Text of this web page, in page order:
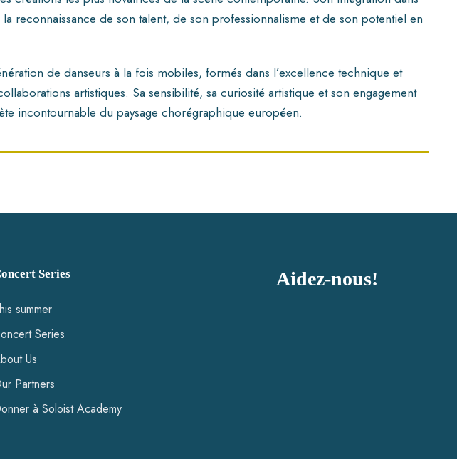
reconnaissance de son talent, de son professionnalisme et de son potentiel en
de danseurs à la fois mobiles, formés dans l’excellence technique et
artistiques. Sa sensibilité, sa curiosité artistique et son engagement
incontournable du paysage chorégraphique européen.
Series
summer
Series
Us
Partners
à Soloist Academy
Aidez-nous!